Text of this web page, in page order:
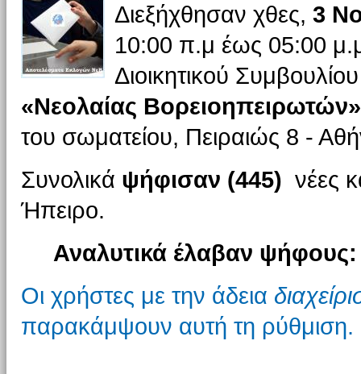
Διεξήχθησαν χθες, 3
10:00 π.μ έως 05:00
Διοικητικού
«Νεολαίας Βορειοηπειρωτών»
του σωματείου, Πειραιώς 8 -
Συνολικά ψήφισαν (445) νέες
Ήπειρο.
Αναλυτικά έλαβαν ψήφους:
Οι χρήστες με την άδεια
παρακάμψουν αυτή τη ρύθμιση.